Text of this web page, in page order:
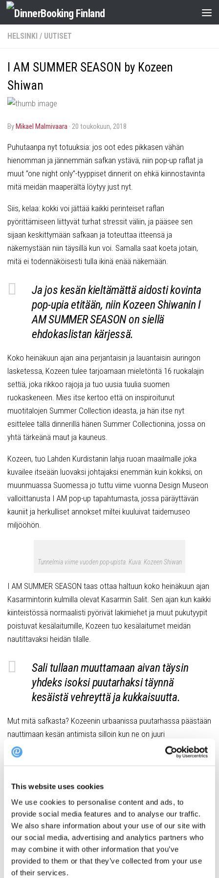
This website uses cookies
We use cookies to personalise content and ads, to
provide social media features and to analyse our traffic.
We also share information about your use of our site with
our social media, advertising and analytics partners who
may combine it with other information that you’ve
provided to them or that they’ve collected from your use
of their services.
HELSINKI / UUTISET
I AM SUMMER SEASON by Kozeen
Shiwan
byMikael Malmivaara · 20 toukokuun, 2018
Puhutaanpa nyt totuuksia: jos oot edes pikkasen vähän
hienomman ja jännemmän safkan ystävä, niin pop-up raflat ja
muut ”one night only”-tyyppiset dinnerit on ehkä kiinnostavinta
mitä meidän maaperältä löytyy just nyt.
Siis, kelaa: kokki voi jättää kaikki perinteiset raflan
pyörittämiseen liittyvät turhat stressit väliin, ja pääsee sen
sijaan keskittymään safkaan ja toteuttaa itteensä ja
näkemystään niin täysillä kun voi. Samalla saat koeta jotain,
mitä ei todennäköisesti tulla ikinä enää näkemään.
Ja jos kesän kieltämättä aidosti kovinta
pop-upia etitään, niin Kozeen Shiwanin I
AM SUMMER SEASON on siellä
ehdokaslistan kärjessä.
Koko heinäkuun ajan aina perjantaisin ja lauantaisin auringon
lasketessa, Kozeen tulee tarjoamaan mieletöntä 16 ruokalajin
settiä, joka rikkoo rajoja ja tuo uusia tuulia suomen
ruokaskeneen. Mies itse kertoo että on inspiroitunut
muotitalojen Summer Collection ideasta, ja hän itse nyt
esittelee tällä dinnerillä hänen Summer Collectionina, jossa on
yhtä tärkeänä maut ja kauneus.
Kozeen, tuo Lahden Kurdistanin lahja ruoan maailmalle joka
kuvailee itseään luovaksi johtajaksi enemmän kuin kokiksi, on
muunmuassa Suomessa jo tuttu viime vuonna Design Museon
valloittanusta I AM pop-up tapahtumasta, jossa päräyttävän
kauniit ja herkulliset annokset miltei kuuluivat taidemuseo
miljööhön.
Tunnelmia viime vuoden pop-upista. Kuva: Kozeen Shiwan
I AM SUMMER SEASON taas ottaa haltuun koko heinäkuun ajan
Kasarmintorin kulmilla olevat Kasarmin Salit. Sen ajan kun kaikki
kiinteistössä normaalisti pyörivät lakimiehet ja muut pukutyypit
poistuvat kesälaitumille, Kozeen tuo kesälaitumet meidän
nautittavaksi heidän tilalle.
Sali tullaan muuttamaan aivan täysin
yhdeks isoksi puutarhaksi täynnä
kesäistä vehreyttä ja kukkaisuutta.
Mut mitä safkasta? Kozeenin urbaanissa puutarhassa päästään
nauttimaan kesän antimista silloin kun ne on juuri
parhaimmillaan, ja 16 ruokalajin menu tulee
hellimään kaikkia aisteja niin, ettei loppukesänä sit halutakkaan
Visuaalisti kauniit ja maullisesti herkulliset annokset tulee
käyttämään tuoreita vihanneksia, ja menussa yritetään sekä
teeman että eettisyyden vuoksi pitää kaikki eläinproteiinit
minimissä. Ja jos kunnon eettisiä ruokailijoita ollaan, niin
vegaaninen menu löytyy myöskin. Ja toisin kun monessa